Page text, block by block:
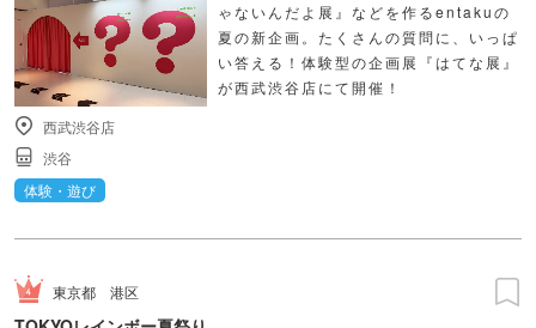
ゃないんだよ展』などを作るentakuの
夏の新企画。たくさんの質問に、いっぱ
い答える！体験型の企画展『はてな展』
が西武渋谷店にて開催！
西武渋谷店
渋谷
体験・遊び
東京都 港区